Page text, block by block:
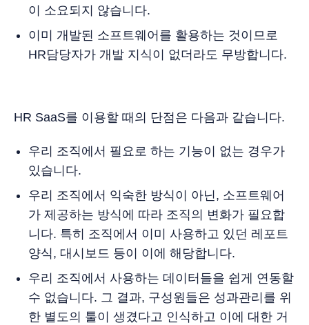
이 소요되지 않습니다.
이미 개발된 소프트웨어를 활용하는 것이므로
HR담당자가 개발 지식이 없더라도 무방합니다.
HR SaaS를 이용할 때의 단점은 다음과 같습니다.
우리 조직에서 필요로 하는 기능이 없는 경우가
있습니다.
우리 조직에서 익숙한 방식이 아닌, 소프트웨어
가 제공하는 방식에 따라 조직의 변화가 필요합
니다. 특히 조직에서 이미 사용하고 있던 레포트
양식, 대시보드 등이 이에 해당합니다.
우리 조직에서 사용하는 데이터들을 쉽게 연동할
수 없습니다. 그 결과, 구성원들은 성과관리를 위
한 별도의 툴이 생겼다고 인식하고 이에 대한 거